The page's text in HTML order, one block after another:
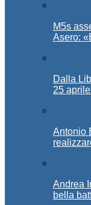
M5s
Asero:
Dalla
25
Antonio
Andrea
bella